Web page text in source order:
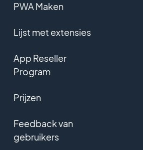
PWA Maken
Lijst met extensies
App Reseller
Program
Prijzen
Feedback van
gebruikers